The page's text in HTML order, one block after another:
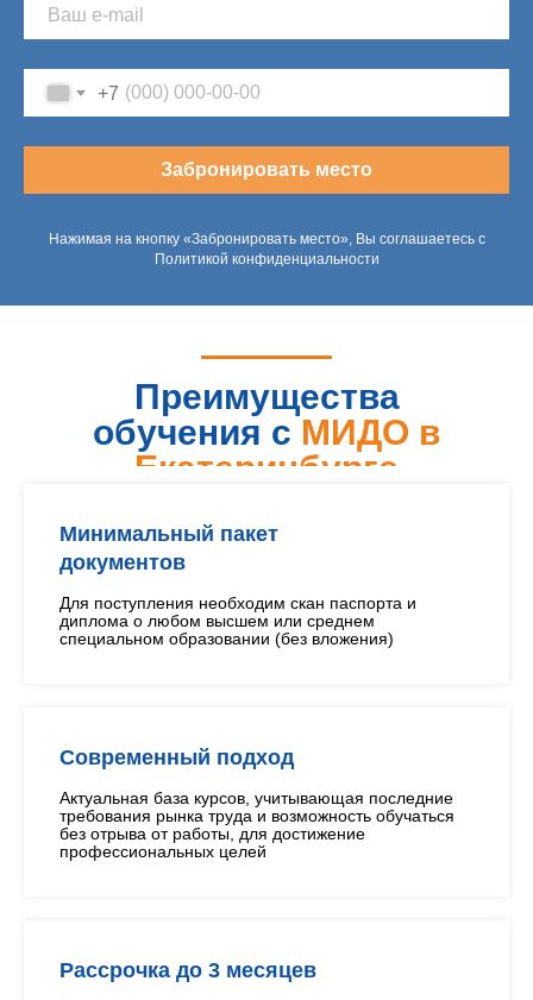
+7
Забронировать место
Нажимая на кнопку «Забронировать место», Вы соглашаетесь с
Политикой конфиденциальности
Преимущества
обучения с МИДО в
Екатеринбурге
Минимальный пакет
документов
Для поступления необходим скан паспорта и
диплома о любом высшем или среднем
специальном образовании (без вложения)
Современный подход
Актуальная база курсов, учитывающая последние
требования рынка труда и возможность обучаться
без отрыва от работы, для достижение
профессиональных целей
Рассрочка до 3 месяцев